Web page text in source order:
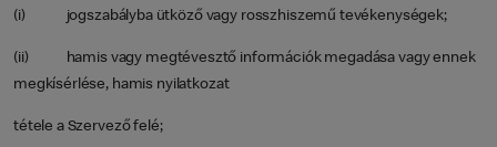
(i) jogszabályba ütköző vagy rosszhiszemű tevékenységek;
(ii) hamis vagy megtévesztő információk megadása vagy ennek
megkísérlése, hamis nyilatkozat
tétele a Szervező felé;